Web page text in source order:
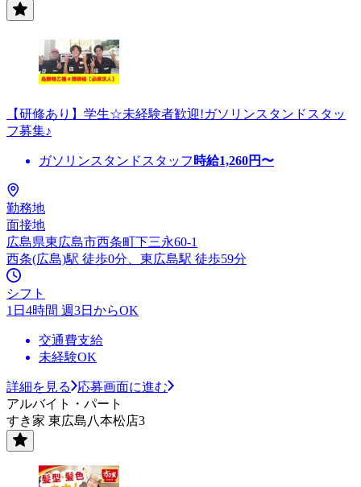
【研修あり】学生☆未経験者歓迎!ガソリンスタンドスタッ
フ募集♪
ガソリンスタンドスタッフ 時給1,260円〜
勤務地
面接地
広島県東広島市西条町下三永60-1
西条(広島)駅 徒歩0分、東広島駅 徒歩59分
シフト
1日4時間 週3日からOK
交通費支給
未経験OK
詳細を見る
応募画面に進む
アルバイト・パート
すき家 東広島八本松店3